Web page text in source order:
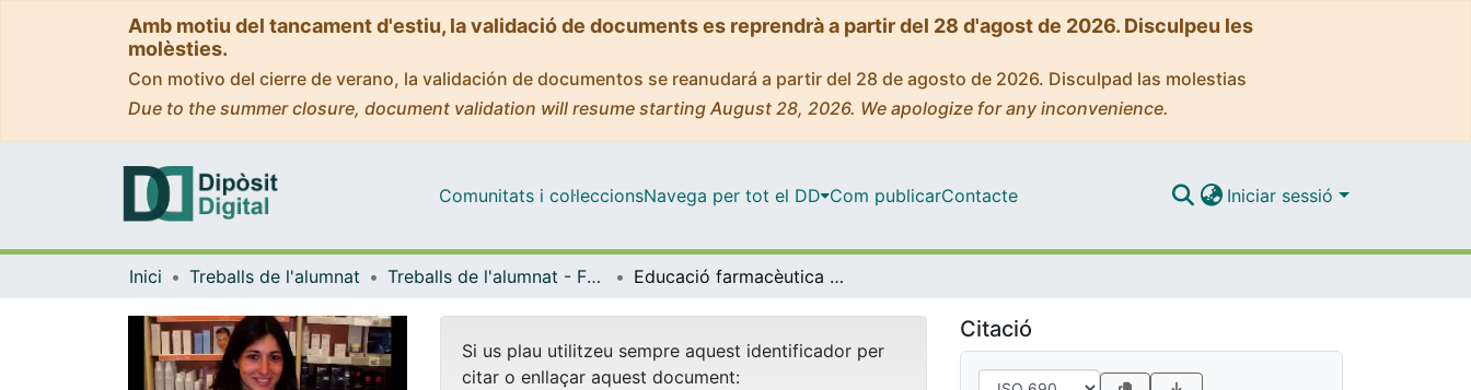
Amb motiu del tancament d'estiu, la validació de documents es reprendrà a partir del 28 d'agost de 2026. Disculpeu les
molèsties.
Con motivo del cierre de verano, la validación de documentos se reanudará a partir del 28 de agosto de 2026. Disculpad las molestias
Due to the summer closure, document validation will resume starting August 28, 2026. We apologize for any inconvenience.
Comunitats i col·leccionsNavega per tot el DD Com publicarContacte Iniciar sessió
Inici Treballs de l'alumnat Treballs de l'alumnat - Facultat de Farmàcia - Educació Farmacèutica als ciutadans (Estades en pràctiques Tutelades) Educació farmacèutica en el maneig de medicaments per pal·liar els trastorns associats a la menopausa
Si us plau utilitzeu sempre aquest identificador per
citar o enllaçar aquest document:
Citació